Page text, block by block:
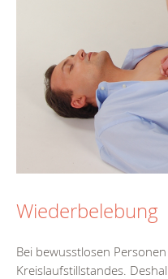
Wiederbelebung
Bei bewusstlosen
Kreislaufstillstandes.